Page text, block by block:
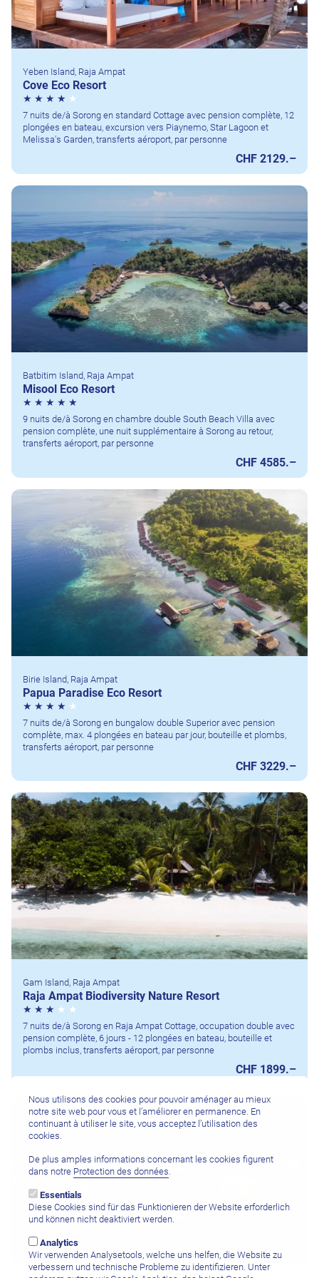
Yeben Island, Raja Ampat
Cove Eco Resort
7 nuits de/à Sorong en standard Cottage avec pension complète, 12
plongées en bateau, excursion vers Piaynemo, Star Lagoon et
Melissa's Garden, transferts aéroport, par personne
CHF 2129.–
Batbitim Island, Raja Ampat
Misool Eco Resort
9 nuits de/à Sorong en chambre double South Beach Villa avec
pension complète, une nuit supplémentaire à Sorong au retour,
transferts aéroport, par personne
CHF 4585.–
Birie Island, Raja Ampat
Papua Paradise Eco Resort
7 nuits de/à Sorong en bungalow double Superior avec pension
complète, max. 4 plongées en bateau par jour, bouteille et plombs,
transferts aéroport, par personne
CHF 3229.–
Gam Island, Raja Ampat
Raja Ampat Biodiversity Nature Resort
7 nuits de/à Sorong en Raja Ampat Cottage, occupation double avec
pension complète, 6 jours - 12 plongées en bateau, bouteille et
plombs inclus, transferts aéroport, par personne
CHF 1899.–
Nous utilisons des cookies pour pouvoir aménager au mieux
notre site web pour vous et l’améliorer en permanence. En
continuant à utiliser le site, vous acceptez l’utilisation des
cookies.
De plus amples informations concernant les cookies figurent
dans notre Protection des données
Essentials
Diese Cookies sind für das Funktionieren der Website erforderlich
und können nicht deaktiviert werden.
Analytics
Wir verwenden Analysetools, welche uns helfen, die Website zu
verbessern und technische Probleme zu identifizieren. Unter